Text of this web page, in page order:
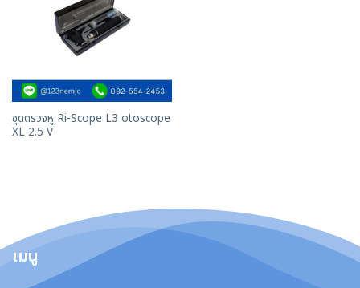
ชุดตรวจหู Ri-Scope L3 otoscope
XL 2.5 V
เมนู